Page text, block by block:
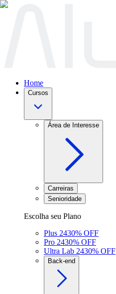
Home
Cursos
Área de Interesse
Carreiras
Senioridade
Escolha seu Plano
Plus 2430% OFF
Pro 2430% OFF
Ultra Lab 2430% OFF
Back-end